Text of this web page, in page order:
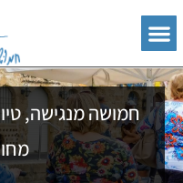
חמושה מנגישה,